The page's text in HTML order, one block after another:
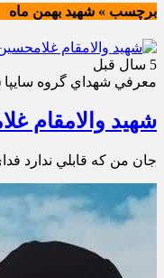
برچسب » شهيد بهمن ماه
5 سال قبل
معرفي شهداي گروه
شهید والامقام
جان من که قابلي ندارد